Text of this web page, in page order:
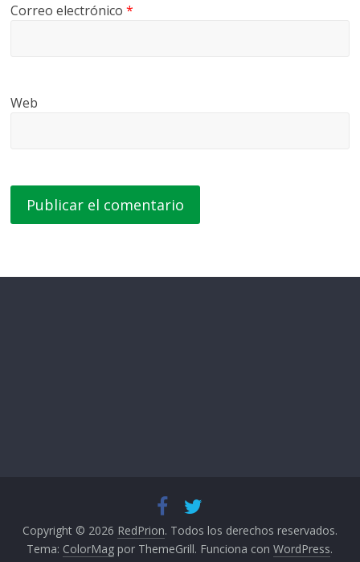
Correo electrónico*
Web
Copyright © 2026 RedPrion. Todos los derechos reservados.
Tema: ColorMag por ThemeGrill. Funciona conWordPress.